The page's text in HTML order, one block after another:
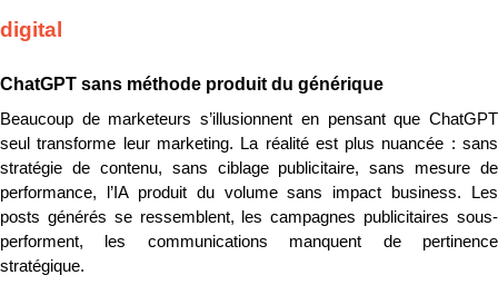
digital
ChatGPT sans méthode produit du générique
Beaucoup de marketeurs s’illusionnent en pensant que ChatGPT
seul transforme leur marketing. La réalité est plus nuancée : sans
stratégie de contenu, sans ciblage publicitaire, sans mesure de
performance, l’IA produit du volume sans impact business. Les
posts générés se ressemblent, les campagnes publicitaires sous-
performent, les communications manquent de pertinence
stratégique.